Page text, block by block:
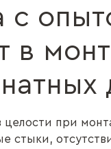
с
в
при
стыки,